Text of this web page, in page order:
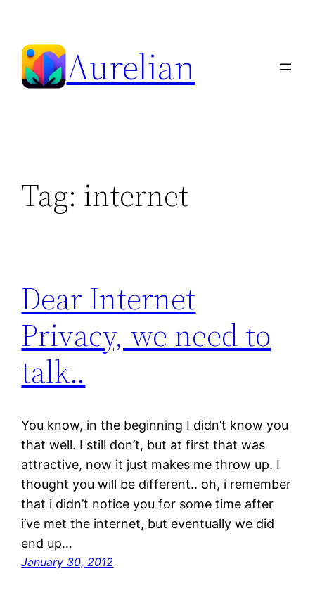
content
Aurelian
Tag: internet
Dear Internet
Privacy, we need to
talk..
You know, in the beginning I didn’t know you
that well. I still don’t, but at first that was
attractive, now it just makes me throw up. I
thought you will be different.. oh, i remember
that i didn’t notice you for some time after
i’ve met the internet, but eventually we did
end up…
January 30, 2012